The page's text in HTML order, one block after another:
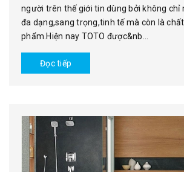
người trên thế giới tin dùng bởi không chỉ
đa dạng,sang trọng,tinh tế mà còn là
phẩm.Hiện nay TOTO được&nb...
Đọc tiếp